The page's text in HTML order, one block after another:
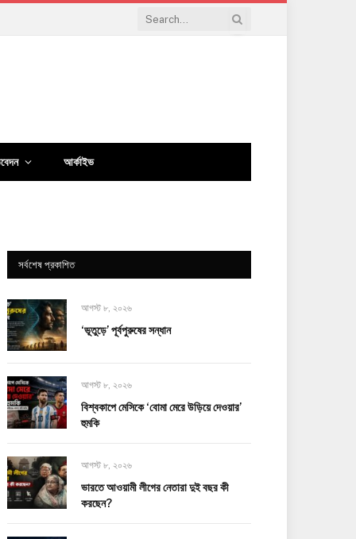
আর্কাইভ
সর্বশেষ প্রকাশিত
আগস্ট ৮, ২০২৬
‘ভূতুড়ে’ পূর্বপুরুষের সন্ধান
আগস্ট ৮, ২০২৬
বিশ্বকাপে মেসিকে ‘বোমা মেরে উড়িয়ে দেওয়ার’
হুমকি
আগস্ট ৮, ২০২৬
ভারতে আওয়ামী লীগের নেতারা দুই বছর কী
করছেন?